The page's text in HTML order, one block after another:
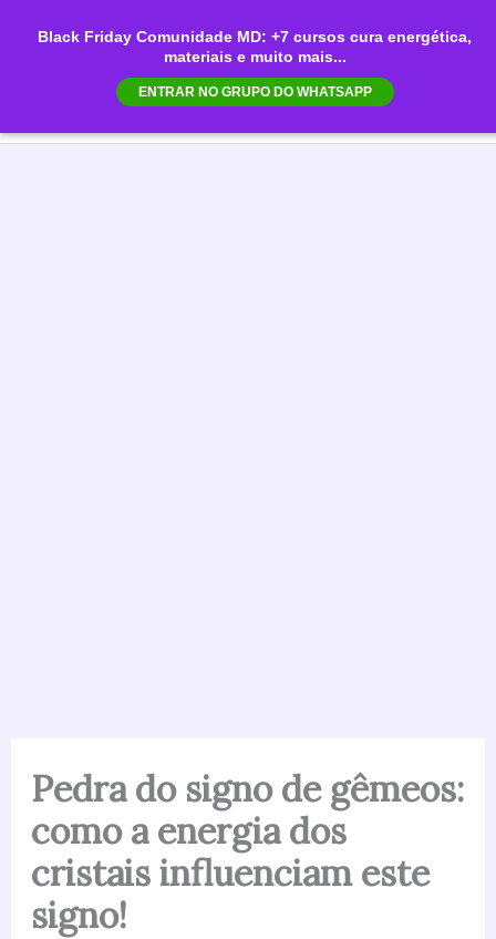
Black Friday Comunidade MD: +7 cursos cura energética,
materiais e muito mais...
ENTRAR NO GRUPO DO WHATSAPP
para
Pedra do signo de gêmeos:
como a energia dos
cristais influenciam este
signo!